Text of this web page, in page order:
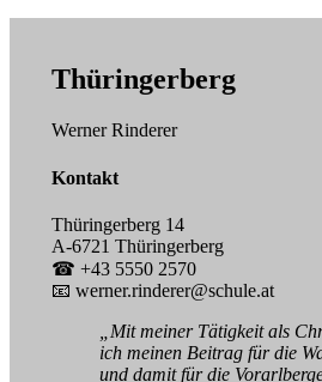
Thüringerberg
Werner Rinderer
Kontakt
Thüringerberg 14
A-6721 Thüringerberg
☎ +43 5550 2570
📧 werner.rinderer@schule.at
„Mit meiner Tätigkeit als
ich meinen Beitrag für die
und damit für die